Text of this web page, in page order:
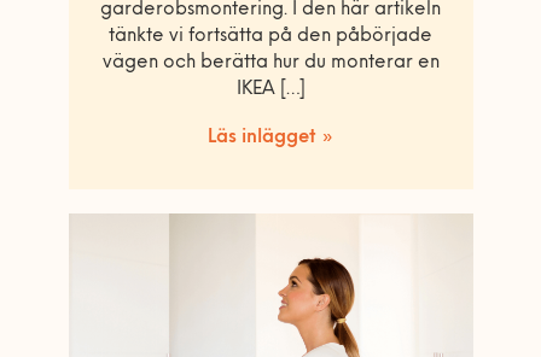
garderobsmontering. I den här artikeln
tänkte vi fortsätta på den påbörjade
vägen och berätta hur du monterar en
IKEA […]
Läs inlägget »